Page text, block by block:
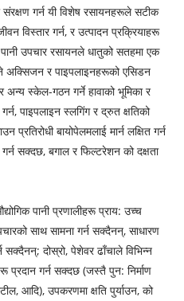
गर्न यी विशेष रसायनहरूले सटीक
विस्तार गर्न, र उत्पादन प्रक्रियाहरू
उपचार रसायनले धातुको सतहमा एक
अक्सिजन र पाइपलाइनहरूको एसिडन
अन्य स्केल-गठन गर्ने हावाको भूमिका र
गर्न, पाइपलाइन स्लगिंग र द्रुत क्षतिको
प्रतिरोधी बायोपेलमलाई मार्न लक्षित गर्न
सक्दछ, बगाल र फिल्टरेशन को दक्षता
पानी प्रणालीहरू प्राय: उच्च
साथ सामना गर्न सक्दैनन्, साधारण
दोस्रो, पेशेवर ढाँचाले विभिन्न
गर्न सक्दछ (जस्तै पुन: निर्माण
आदि), उपकरणमा क्षति पुर्याउन, को